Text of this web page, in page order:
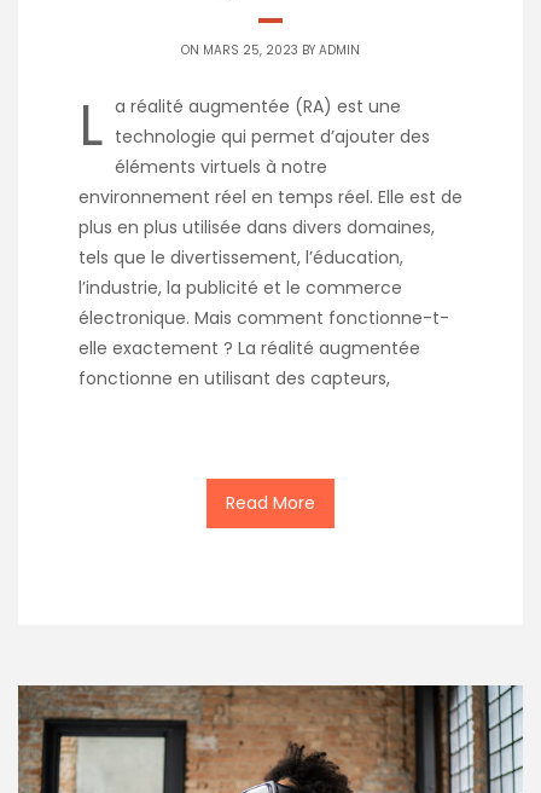
ON MARS 25, 2023 BY ADMIN
L a réalité augmentée (RA) est une
technologie qui permet d’ajouter des
éléments virtuels à notre
environnement réel en temps réel. Elle est de
plus en plus utilisée dans divers domaines,
tels que le divertissement, l’éducation,
l’industrie, la publicité et le commerce
électronique. Mais comment fonctionne-t-
elle exactement ? La réalité augmentée
fonctionne en utilisant des capteurs,
Read More